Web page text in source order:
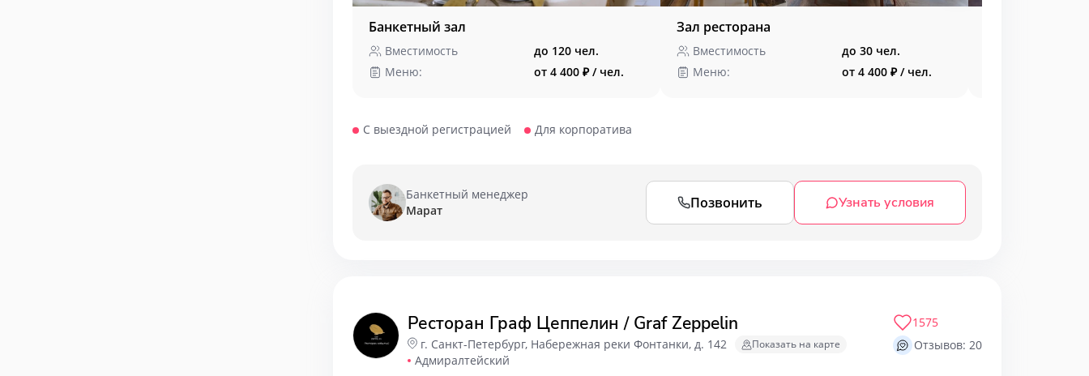
Банкетный зал
Вместимость
до 120 чел.
Меню:
от 4 400 ₽ / чел.
Зал ресторана
Вместимость
до 30 чел.
Меню:
от 4 400 ₽ / чел.
С выездной регистрацией Для корпоратива
Банкетный менеджер
Марат
Позвонить Узнать условия
Ресторан Граф Цеппелин / Graf Zeppelin
г. Санкт-Петербург, Набережная реки Фонтанки, д. 142
Адмиралтейский
Показать на карте
1575
Отзывов: 20